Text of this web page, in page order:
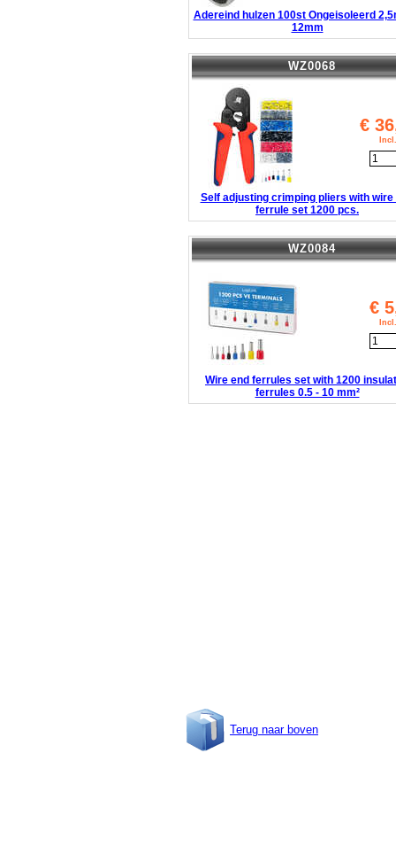
Adereind hulzen 100st Ongeisoleerd
12mm
WZ0068
€
Self adjusting crimping pliers with wire
ferrule set 1200 pcs.
WZ0084
€
Wire end ferrules set with 1200
ferrules 0.5 - 10 mm²
Terug naar boven